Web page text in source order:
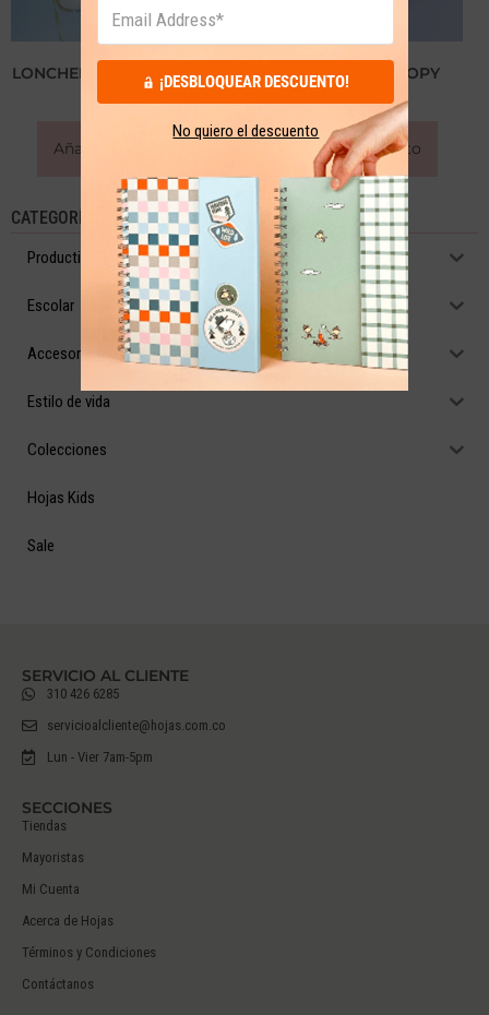
CATEGORÍAS
Productividad
Escolar
Accesorios
Estilo de vida
Colecciones
Hojas Kids
Sale
LONCHERA EL PRINCIPITO
173,000
Añadir al carrito
LONCHERA SNOOPY
$190,000
Añadir al carrito
SECCIONES
Tiendas
Mayoristas
Mi Cuenta
Acerca de Hojas
Términos y Condiciones
Contáctanos
SERVICIO AL CLIENTE
310 426 6285
servicioalcliente@hojas.com.co
Lun - Vier 7am-5pm
¡DESBLOQUEAR DESCUENTO!
No quiero el descuento